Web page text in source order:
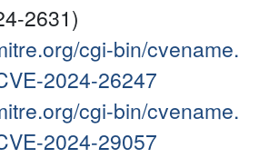
2631)
cgi-bin/cvename.
2024-26247
cgi-bin/cvename.
2024-29057